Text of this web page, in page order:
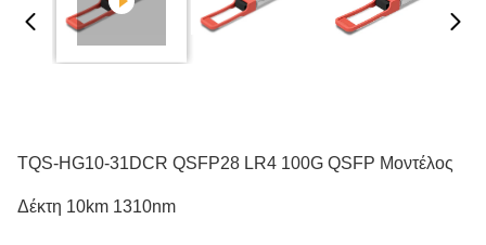
TQS-HG10-31DCR QSFP28 LR4 100G QSFP Μοντέλος
Δέκτη 10km 1310nm